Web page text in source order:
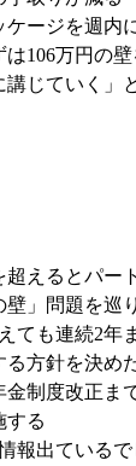
ター
ケージを週内
は106万円の
講じていく」
えるとパー
壁」問題を巡
ても連続2年
る方針を決め
金制度改正ま
する
報出ているで